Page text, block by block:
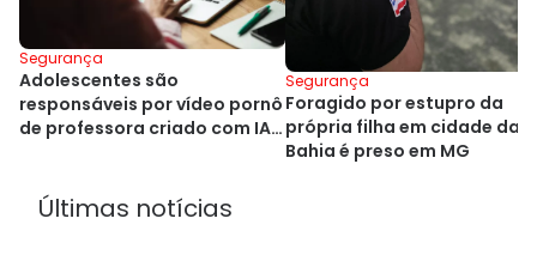
Segurança
Adolescentes são
responsáveis por vídeo pornô
de professora criado com IA
Segurança
Foragido por estupro da
própria filha em cidade da
Bahia é preso em MG
Últimas notícias